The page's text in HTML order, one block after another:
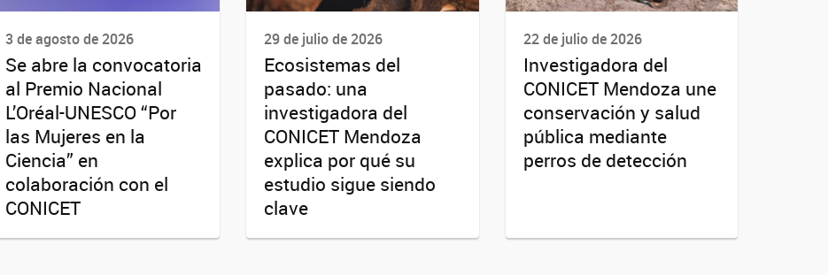
3 de agosto de 2026
Se abre la convocatoria
al Premio Nacional
L’Oréal-UNESCO “Por
las Mujeres en la
Ciencia” en
colaboración con el
CONICET
29 de julio de 2026
Ecosistemas del
pasado: una
investigadora del
CONICET Mendoza
explica por qué su
estudio sigue siendo
clave
22 de julio de 2026
Investigadora del
CONICET Mendoza une
conservación y salud
pública mediante
perros de detección